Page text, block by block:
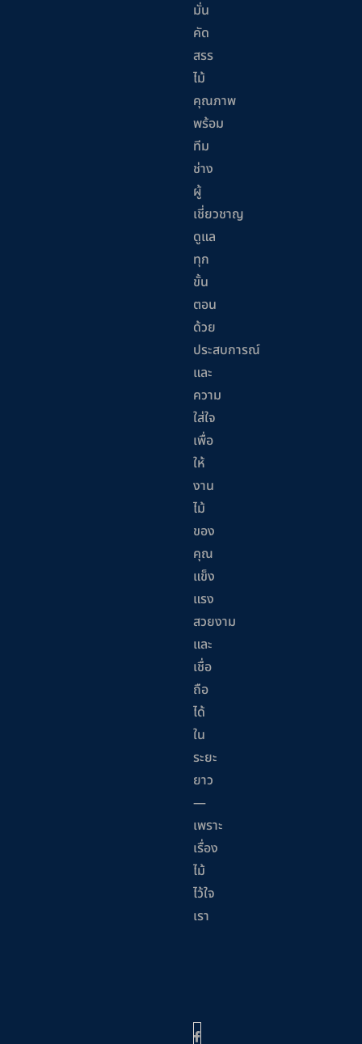
มั่น
คัด
สรร
ไม้
คุณภาพ
พร้อม
ทีม
ช่าง
ผู้
เชี่ยวชาญ
ดูแล
ทุก
ขั้น
ตอน
ด้วย
ประสบการณ์
และ
ความ
ใส่ใจ
เพื่อ
ให้
งาน
ไม้
ของ
คุณ
แข็ง
แรง
สวยงาม
และ
เชื่อ
ถือ
ได้
ใน
ระยะ
ยาว
—
เพราะ
เรื่อง
ไม้
ไว้ใจ
เรา